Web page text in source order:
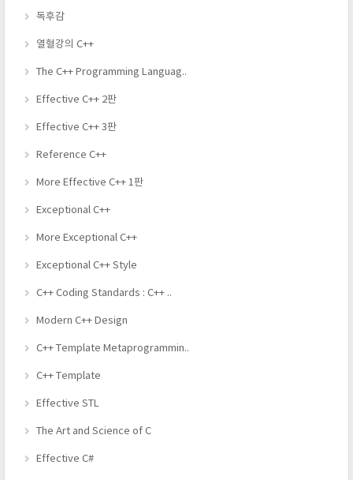
독후감
열혈강의 C++
The C++ Programming Languag..
Effective C++ 2판
Effective C++ 3판
Reference C++
More Effective C++ 1판
Exceptional C++
More Exceptional C++
Exceptional C++ Style
C++ Coding Standards : C++ ..
Modern C++ Design
C++ Template Metaprogrammin..
C++ Template
Effective STL
The Art and Science of C
Effective C#